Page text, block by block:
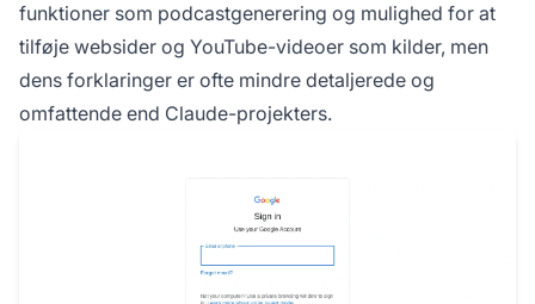
funktioner som podcastgenerering og mulighed for at
tilføje websider og YouTube-videoer som kilder, men
dens forklaringer er ofte mindre detaljerede og
omfattende end Claude-projekters.